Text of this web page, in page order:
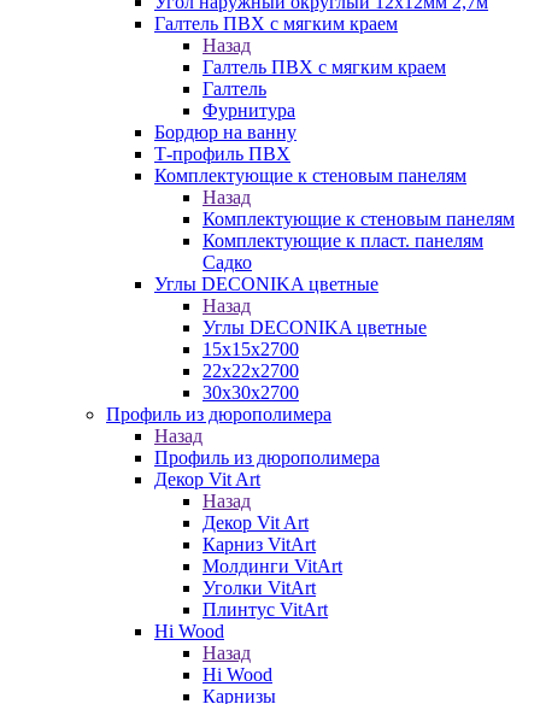
Галтель ПВХ с мягким краем
Назад
Галтель ПВХ с мягким краем
Галтель
Фурнитура
Бордюр на ванну
Т-профиль ПВХ
Комплектующие к стеновым панелям
Назад
Комплектующие к стеновым панелям
Комплектующие к пласт. панелям
Садко
Углы DECONIKA цветные
Назад
Углы DECONIKA цветные
15х15х2700
22х22х2700
30х30х2700
Профиль из дюрополимера
Назад
Профиль из дюрополимера
Декор Vit Art
Назад
Декор Vit Art
Карниз VitArt
Молдинги VitArt
Уголки VitArt
Плинтус VitArt
Hi Wood
Назад
Hi Wood
Карнизы